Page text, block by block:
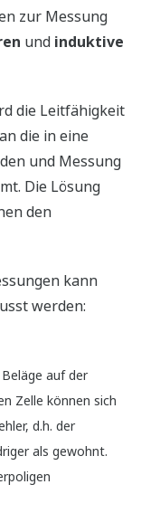
zur Messung
und induktive
die Leitfähigkeit
die in eine
und Messung
Die Lösung
den
kann
werden:
auf der
Zelle können sich
d.h. der
als gewohnt.